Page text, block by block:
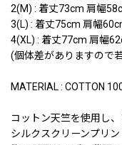
2(M) : 着丈73cm 肩幅
3(L) : 着丈75cm 肩幅
4(XL) : 着丈77cm 肩幅
(個体差がありますので
MATERIAL : COTTON
コットン天竺を使用し
シルクスクリーンプリ